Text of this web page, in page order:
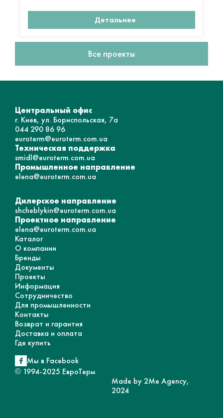
Детальнее
Все проекты
Центральный офис
г. Киев, ул. Бориспольская, 7а
044 290 86 96
euroterm@euroterm.com.ua
Техническая поддержка
smidl@euroterm.com.ua
Промышленное направление
elena@euroterm.com.ua
Дилерское направление
shcheblykin@euroterm.com.ua
Проектное направление
elena@euroterm.com.ua
Каталог
О компании
Бренды
Документы
Проекты
Информация
Сотрудничество
Для промышленности
Контакты
Возврат и гарантия
Доставка и оплата
Где купить
Мы в Facebook
© 1994-2025 ЕвроТерм
Made by 2Me Agency,
2024